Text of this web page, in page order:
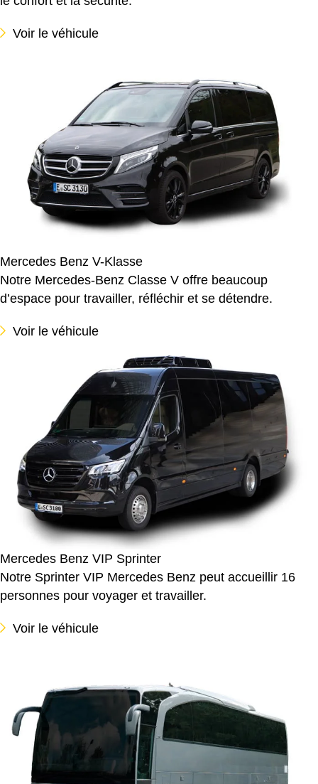
Voir le véhicule
Mercedes Benz V-Klasse
Notre Mercedes-Benz Classe V offre beaucoup
d’espace pour travailler, réfléchir et se détendre.
Voir le véhicule
Mercedes Benz VIP Sprinter
Notre Sprinter VIP Mercedes Benz peut accueillir 16
personnes pour voyager et travailler.
Voir le véhicule